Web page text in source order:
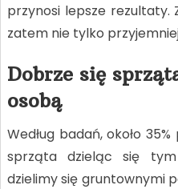
przynosi lepsze rezultaty.
zatem nie tylko
Dobrze się
osobą
Według badań, około
sprząta dzieląc się tym
dzielimy się gruntownymi